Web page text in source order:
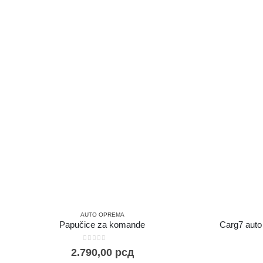
AUTO OPREMA
Papučice za komande
0out of 5
2.790,00 рсд
Carg7